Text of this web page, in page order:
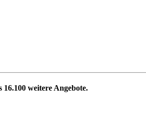
16.100 weitere Angebote.